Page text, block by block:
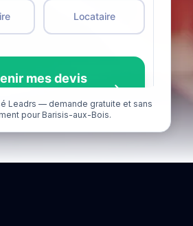
Leadrs — demande gratuite et sans
pour Barisis-aux-Bois.